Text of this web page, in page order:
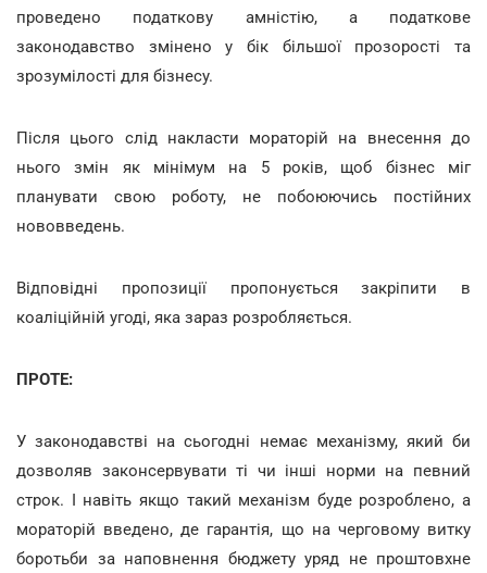
проведено податкову амністію, а податкове
законодавство змінено у бік більшої прозорості та
зрозумілості для бізнесу.
Після цього слід накласти мораторій на внесення до
нього змін як мінімум на 5 років, щоб бізнес міг
планувати свою роботу, не побоюючись постійних
нововведень.
Відповідні пропозиції пропонується закріпити в
коаліційній угоді, яка зараз розробляється.
ПРОТЕ:
У законодавстві на сьогодні немає механізму, який би
дозволяв законсервувати ті чи інші норми на певний
строк. І навіть якщо такий механізм буде розроблено, а
мораторій введено, де гарантія, що на черговому витку
боротьби за наповнення бюджету уряд не проштовхне